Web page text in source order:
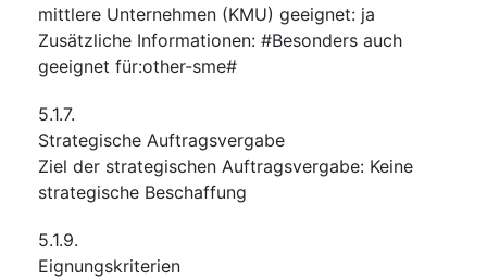
mittlere Unternehmen (KMU) geeignet: ja
Zusätzliche Informationen: #Besonders auch
geeignet für:other-sme#
5.1.7.
Strategische Auftragsvergabe
Ziel der strategischen Auftragsvergabe: Keine
strategische Beschaffung
5.1.9.
Eignungskriterien